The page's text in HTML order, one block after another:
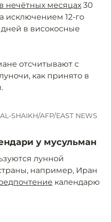
в нечётных месяцах 30
исключением 12-го
в високосные
отсчитывают с
как принято в
SHAIKH/AFP/EAST NEWS
у мусульман
лунной
например, Иран
календарю